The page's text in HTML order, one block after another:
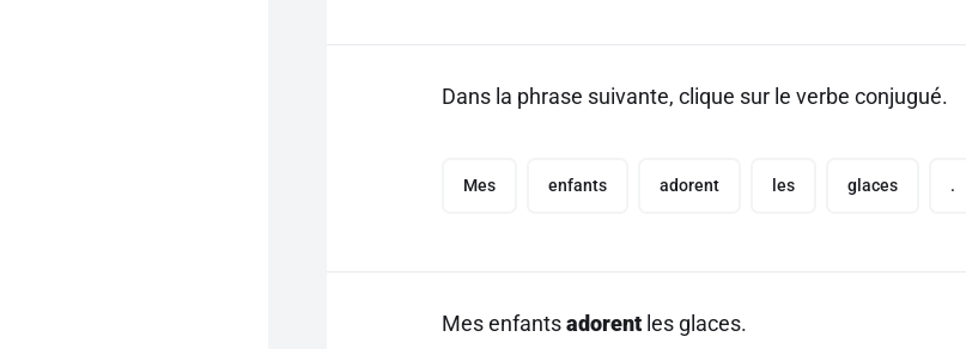
Dans la phrase suivante, clique sur le verbe conjugué.
Mes enfants adorent les glaces .
Mes enfantsadorent les glaces.